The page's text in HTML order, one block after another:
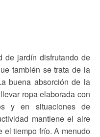
de jardín disfrutando de
también se trata de la
buena absorción de la
ropa elaborada con
y en situaciones de
mantiene el aire
el tiempo frío. A menudo